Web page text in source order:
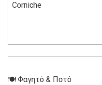
Corniche
🍽️ Φαγητό & Ποτό